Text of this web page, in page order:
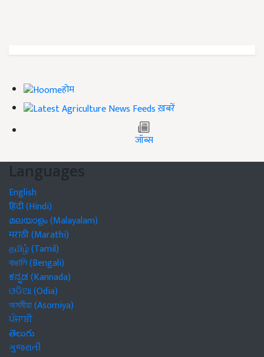
होम
ख़बरें
जॉब्स
Languages
English
हिंदी (Hindi)
മലയാളം (Malayalam)
मराठी (Marathi)
தமிழ் (Tamil)
বাঙালি (Bengali)
ಕನ್ನಡ (Kannada)
ଓଡିଆ (Odia)
অসমীয়া (Asomiya)
ਪੰਜਾਬੀ
తెలుగు
ગુજરાતી